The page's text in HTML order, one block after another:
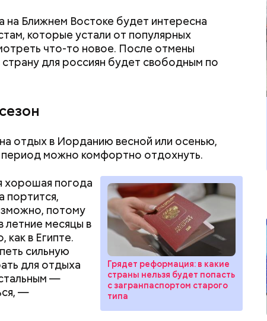
на Ближнем Востоке будет интересна
которые устали от популярных
что-то новое. После отмены
для россиян будет свободным по
отдых в Иорданию весной или осенью,
период можно комфортно отдохнуть.
Грядет реформация: в какие
страны нельзя будет попасть
с загранпаспортом старого
типа
хорошая погода
портится,
потому
месяцы в
в Египте.
сильную
для отдыха
—
—
длинными слайсами (это можно сделать на
на спагетти, и уложить в противень.
растительного масла, соль, а сверху
брынзу. Затем добавляются помидоры
шеф-повар.
как
в Раменском
лишний вес